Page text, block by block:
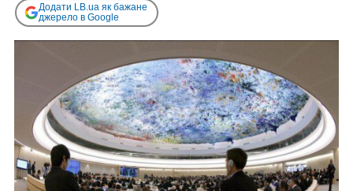
Додати LB.ua як бажане
джерело в Google